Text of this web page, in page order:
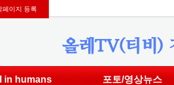
페이지 등록
in humans 포토/영상뉴스